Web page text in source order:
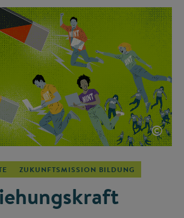
©
ZUKUNFTSMISSION BILDUNG